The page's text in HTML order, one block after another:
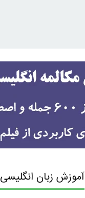
آموزش زبان انگلیسی